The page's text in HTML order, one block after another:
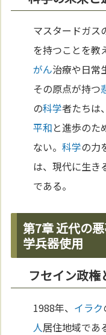
マスタードガス
を持つことを教
がん治療や日常
その原点が持つ
の科学者たちは
平和と進歩のた
ない。科学の力
は、現代に生き
である。
第7章 近代の
学兵器使用
フセイン政
1988年、 イラク
人居住地域であ